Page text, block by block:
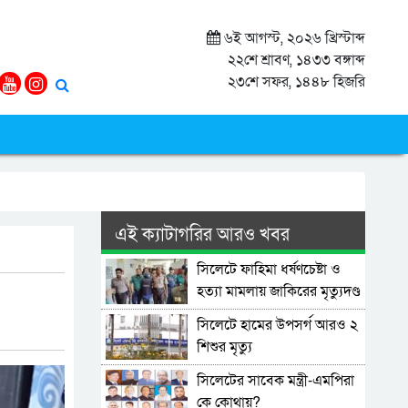
৬ই আগস্ট, ২০২৬ খ্রিস্টাব্দ
২২শে শ্রাবণ, ১৪৩৩ বঙ্গাব্দ
২৩শে সফর, ১৪৪৮ হিজরি
এই ক্যাটাগরির আরও খবর
সিলেটে ফাহিমা ধর্ষণচেষ্টা ও
হত্যা মামলায় জাকিরের মৃত্যুদণ্ড
সিলেটে হামের উপসর্গ আরও ২
শিশুর মৃত্যু
সিলেটের সাবেক মন্ত্রী-এমপিরা
কে কোথায়?